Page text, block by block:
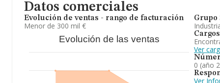
Datos comerciales
Evolución de ventas - rango de facturación
Menor de 300 mil €
Evolución de las ventas
Grupo
Cargos
Ver
0 (año
Ver